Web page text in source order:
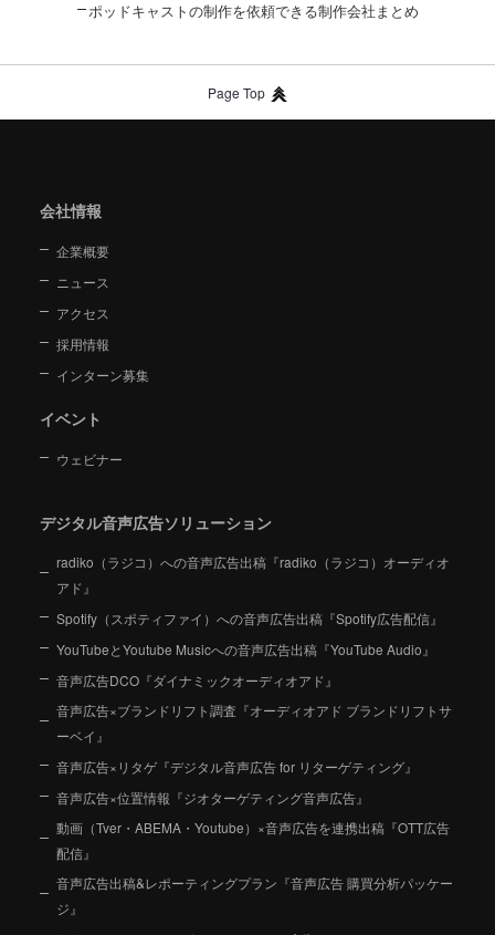
ポッドキャストの制作を依頼できる制作会社まとめ
Page Top
会社情報
企業概要
ニュース
アクセス
採用情報
インターン募集
イベント
ウェビナー
デジタル音声広告ソリューション
radiko（ラジコ）への音声広告出稿『radiko（ラジコ）オーディオ
アド』
Spotify（スポティファイ）への音声広告出稿『Spotify広告配信』
YouTubeとYoutube Musicへの音声広告出稿『YouTube Audio』
音声広告DCO『ダイナミックオーディオアド』
音声広告×ブランドリフト調査『オーディオアド ブランドリフトサ
ーベイ』
音声広告×リタゲ『デジタル音声広告 for リターゲティング』
音声広告×位置情報『ジオターゲティング音声広告』
動画（Tver・ABEMA・Youtube）×音声広告を連携出稿『OTT広告
配信』
音声広告出稿&レポーティングプラン『音声広告 購買分析パッケー
ジ』